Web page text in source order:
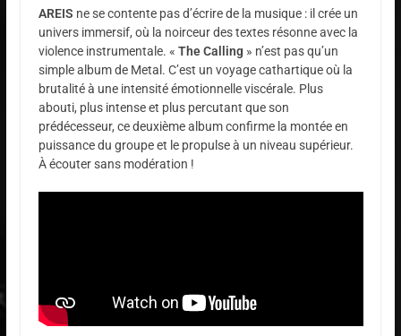
AREIS ne se contente pas d’écrire de la musique : il crée un
univers immersif, où la noirceur des textes résonne avec la
violence instrumentale. « The Calling» n’est pas qu’un
simple album de Metal. C’est un voyage cathartique où la
brutalité à une intensité émotionnelle viscérale. Plus
abouti, plus intense et plus percutant que son
prédécesseur, ce deuxième album confirme la montée en
puissance du groupe et le propulse à un niveau supérieur.
À écouter sans modération !